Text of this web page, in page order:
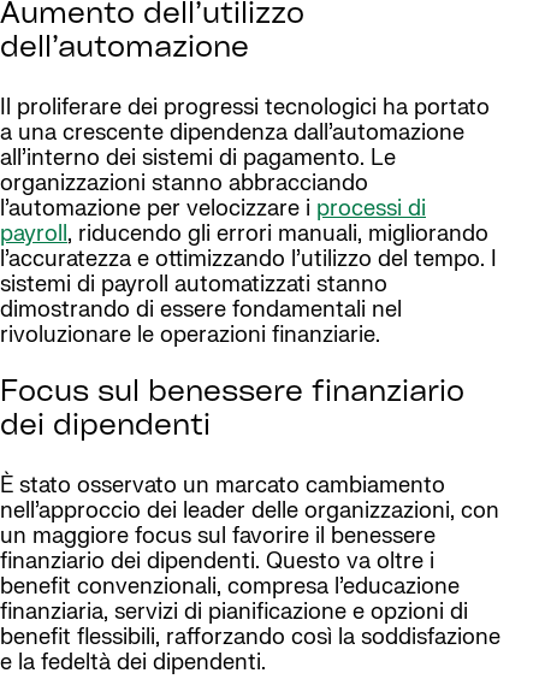
Aumento dell’utilizzo
dell’automazione
Il proliferare dei progressi tecnologici ha portato
a una crescente dipendenza dall’automazione
all’interno dei sistemi di pagamento. Le
organizzazioni stanno abbracciando
l’automazione per velocizzare i processi di
payroll, riducendo gli errori manuali, migliorando
l’accuratezza e ottimizzando l’utilizzo del tempo. I
sistemi di payroll automatizzati stanno
dimostrando di essere fondamentali nel
rivoluzionare le operazioni finanziarie.
Focus sul benessere finanziario
dei dipendenti
È stato osservato un marcato cambiamento
nell’approccio dei leader delle organizzazioni, con
un maggiore focus sul favorire il benessere
finanziario dei dipendenti. Questo va oltre i
benefit convenzionali, compresa l’educazione
finanziaria, servizi di pianificazione e opzioni di
benefit flessibili, rafforzando così la soddisfazione
e la fedeltà dei dipendenti.